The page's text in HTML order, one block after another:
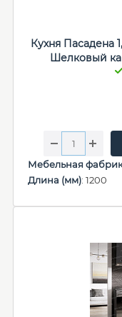
Кухня Пасадена
Шелковый
Мебельная
Длина (мм): 1200